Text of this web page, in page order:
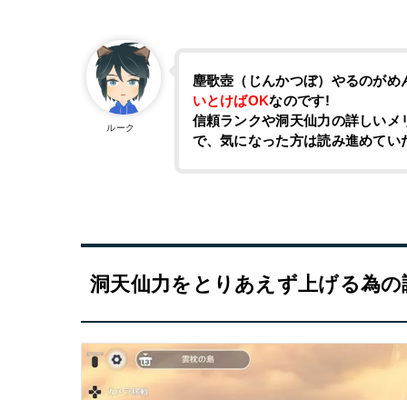
ルーク
塵歌壺（じんかつぼ）やるのがめ
いとけばOKなのです!
信頼ランクや洞天仙力の詳しい
で、気になった方は読み進めて
洞天仙力をとりあえず上げる為の